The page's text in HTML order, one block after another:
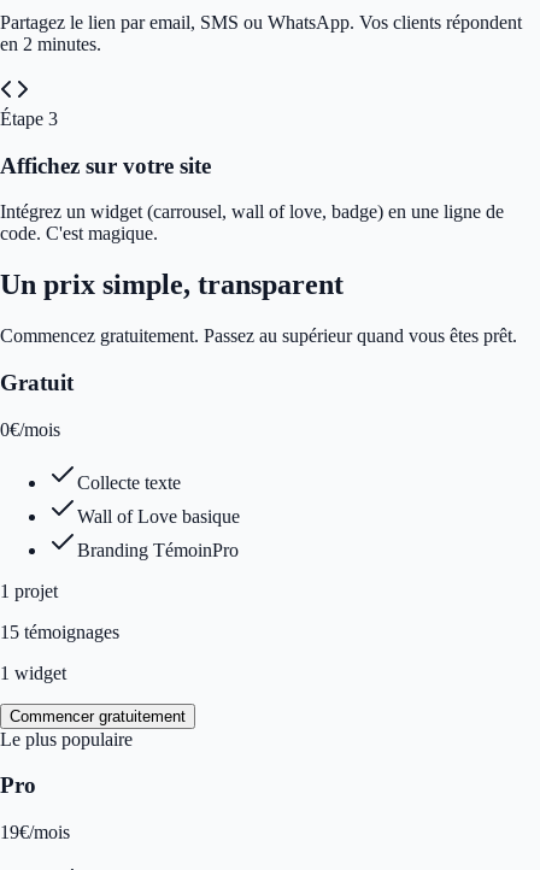
Partagez le lien par email, SMS ou WhatsApp. Vos clients répondent
en 2 minutes.
Étape 3
Affichez sur votre site
Intégrez un widget (carrousel, wall of love, badge) en une ligne de
code. C'est magique.
Un prix simple, transparent
Commencez gratuitement. Passez au supérieur quand vous êtes prêt.
Gratuit
0€/mois
Collecte texte
Wall of Love basique
Branding TémoinPro
1 projet
15 témoignages
1 widget
Commencer gratuitement
Le plus populaire
Pro
19€/mois